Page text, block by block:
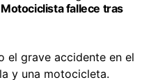
fallece tras